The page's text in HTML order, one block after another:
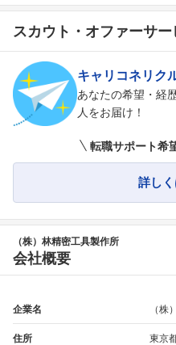
フォロ
スカウト・オファーサー
キャリコネリク
あなたの希望・経
人をお届け！
転職サポート希
詳し
（株）林精密工具製作所
会社概要
企業名 （株
住所 東京